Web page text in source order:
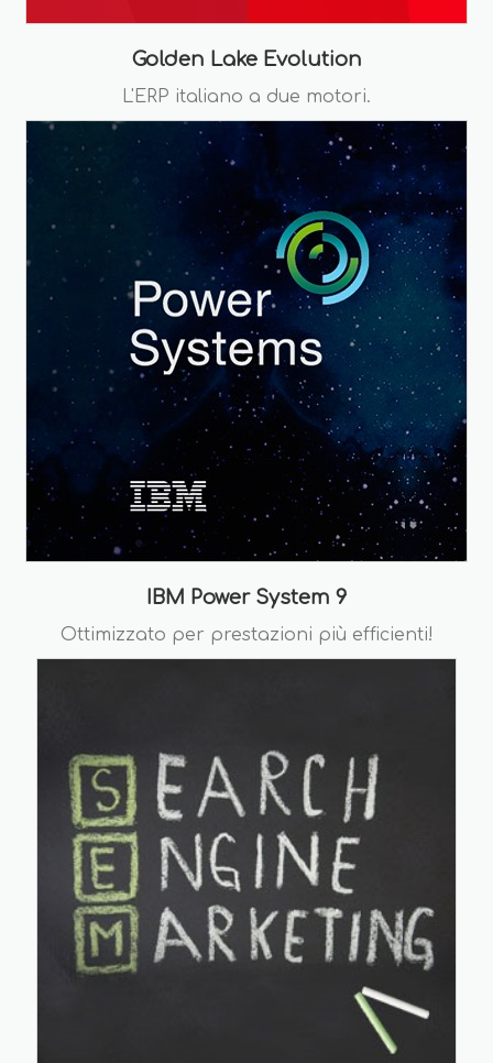
Golden Lake Evolution
L'ERP italiano a due motori.
IBM Power System 9
Ottimizzato per prestazioni più efficienti!